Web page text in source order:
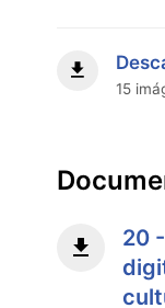
15
20